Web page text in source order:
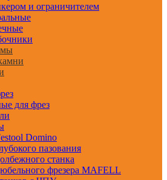
и ограничителем
для фрез
Domino
пазования
станка
фрезера MAFELL